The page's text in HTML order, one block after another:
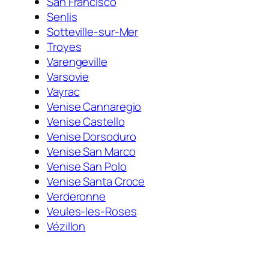
Senlis
Sotteville-sur-Mer
Troyes
Varengeville
Varsovie
Vayrac
Venise Cannaregio
Venise Castello
Venise Dorsoduro
Venise San Marco
Venise San Polo
Venise Santa Croce
Verderonne
Veules-les-Roses
Vézillon